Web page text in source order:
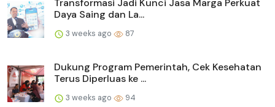
Transformasi Jadi Kunci Jasa Marga Perkuat
Daya Saing dan La...
3 weeks ago 87
Dukung Program Pemerintah, Cek Kesehatan
Terus Diperluas ke ...
3 weeks ago 94